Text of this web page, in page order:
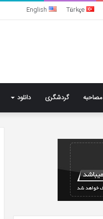
Türkçe
English
مصاحبه گردشگری دانلود